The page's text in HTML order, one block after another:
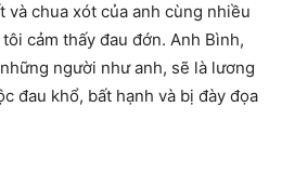
và chua xót của anh cùng nhiều
cảm thấy đau đớn. Anh Bình,
người như anh, sẽ là lương
đau khổ, bất hạnh và bị đày đọa